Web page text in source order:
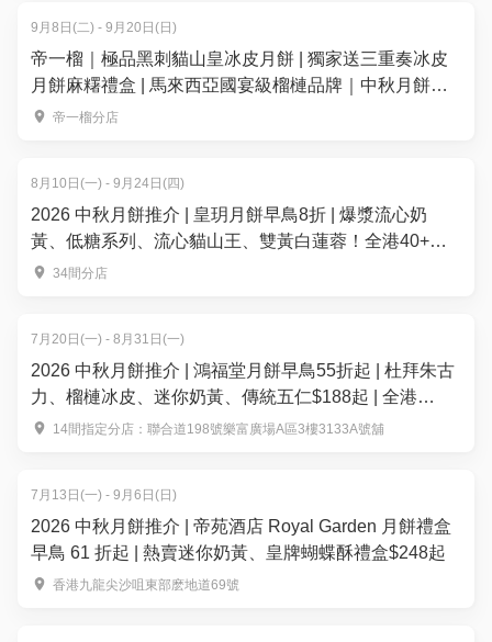
9月8日(二) - 9月20日(日)
帝一榴｜極品黑刺貓山皇冰皮月餅 | 獨家送三重奏冰皮
月餅麻糬禮盒 | 馬來西亞國宴級榴槤品牌｜中秋月餅
2026帝一榴分店
8月10日(一) - 9月24日(四)
2026 中秋月餅推介 | 皇玥月餅早鳥8折 | 爆漿流心奶
黃、低糖系列、流心貓山王、雙黃白蓮蓉！全港40+換
領點34間分店
7月20日(一) - 8月31日(一)
2026 中秋月餅推介 | 鴻福堂月餅早鳥55折起 | 杜拜朱古
力、榴槤冰皮、迷你奶黃、傳統五仁$188起 | 全港
14+分店換領
14間指定分店：聯合道198號樂富廣場A區3樓3133A號舖
7月13日(一) - 9月6日(日)
2026 中秋月餅推介 | 帝苑酒店 Royal Garden 月餅禮盒
早鳥 61 折起 | 熱賣迷你奶黃、皇牌蝴蝶酥禮盒$248起
香港九龍尖沙咀東部麽地道69號